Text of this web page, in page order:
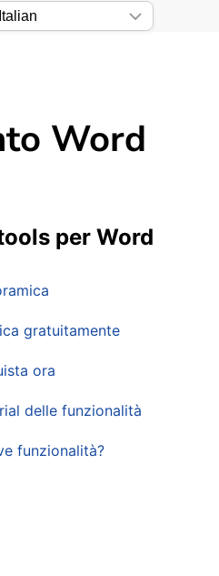
Word
per Word
gratuitamente
ora
delle funzionalità
funzionalità?